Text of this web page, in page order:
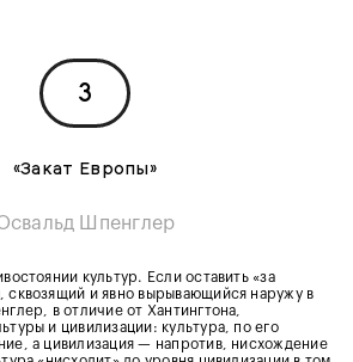
3
«Закат Европы»
Шпенглер
культур. Если оставить «за
сквозящий и явно вырывающийся наружу в
в отличие от Хантингтона,
и цивилизации: культура, по его
а цивилизация — напротив, нисхождение